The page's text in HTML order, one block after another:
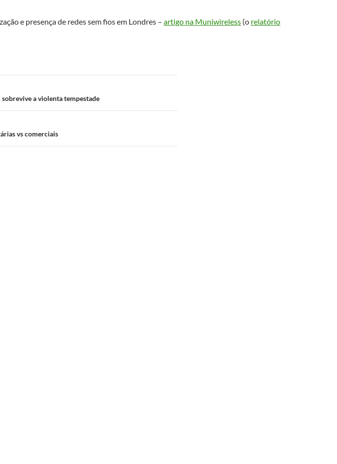
e presença de redes sem fios em Londres –artigo na Muniwireless (o relatório
a violenta tempestade
vs comerciais